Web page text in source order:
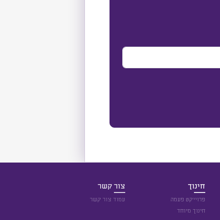
חינוך
פרוייקט פעמה
חינוך מיוחד
צור קשר
עמוד צור קשר